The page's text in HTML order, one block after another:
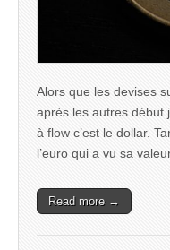
Alors que les devises
après les autres début
à flow c’est le dollar.
l’euro qui a vu sa
Read more →